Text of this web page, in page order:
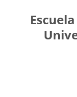
contenido